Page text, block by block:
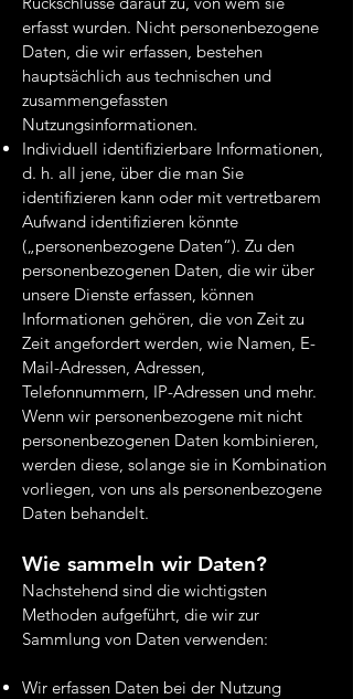
erfasst wurden. Nicht personenbezogene
Daten, die wir erfassen, bestehen
hauptsächlich aus technischen und
zusammengefassten
Nutzungsinformationen.
Individuell identifizierbare Informationen,
d. h. all jene, über die man Sie
identifizieren kann oder mit vertretbarem
Aufwand identifizieren könnte
(„personenbezogene Daten“). Zu den
personenbezogenen Daten, die wir über
unsere Dienste erfassen, können
Informationen gehören, die von Zeit zu
Zeit angefordert werden, wie Namen, E-
Mail-Adressen, Adressen,
Telefonnummern, IP-Adressen und mehr.
Wenn wir personenbezogene mit nicht
personenbezogenen Daten kombinieren,
werden diese, solange sie in Kombination
vorliegen, von uns als personenbezogene
Daten behandelt.
Wie sammeln wir Daten?
Nachstehend sind die wichtigsten
Methoden aufgeführt, die wir zur
Sammlung von Daten verwenden:
Wir erfassen Daten bei der Nutzung